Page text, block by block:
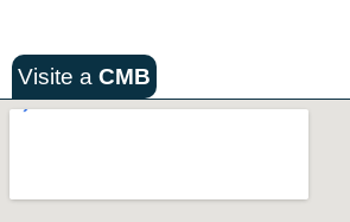
Visite a CMB